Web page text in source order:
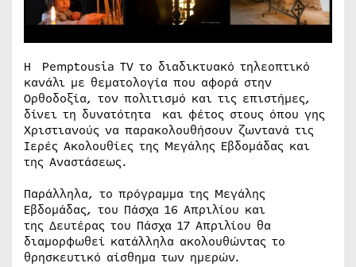
H Pemptousia TV το διαδικτυακό τηλεοπτικό
κανάλι με θεματολογία που αφορά στην
Ορθοδοξία, τον πολιτισμό και τις επιστήμες,
δίνει τη δυνατότητα και φέτος στους όπου γης
Χριστιανούς να παρακολουθήσουν ζωντανά τις
Ιερές Ακολουθίες της Μεγάλης Εβδομάδας και
της Αναστάσεως.
Παράλληλα, το πρόγραμμα της Μεγάλης
Εβδομάδας, του Πάσχα 16 Απριλίου και
της Δευτέρας του Πάσχα 17 Απριλίου θα
διαμορφωθεί κατάλληλα ακολουθώντας το
θρησκευτικό αίσθημα των ημερών.